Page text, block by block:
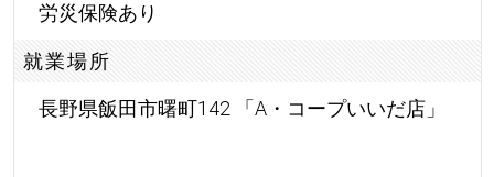
労災保険あり
就業場所
長野県飯田市曙町142 「A・コープいいだ店」